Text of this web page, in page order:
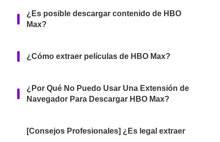
¿Es posible descargar contenido de HBO
Max?
¿Cómo extraer películas de HBO Max?
¿Por Qué No Puedo Usar Una Extensión de
Navegador Para Descargar HBO Max?
[Consejos Profesionales] ¿Es legal extraer